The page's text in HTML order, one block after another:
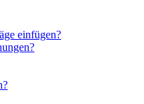
einfügen?